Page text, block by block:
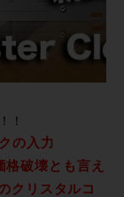
！
の入力
破壊とも言え
クリスタルコ